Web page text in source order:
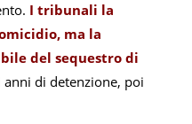
I tribunali la
ma la
del sequestro di
anni di detenzione, poi